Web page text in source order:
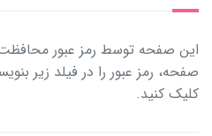
این صفحه توسط رمز عبور
صفحه، رمز عبور را در فیلد زیر
کلیک کنید.